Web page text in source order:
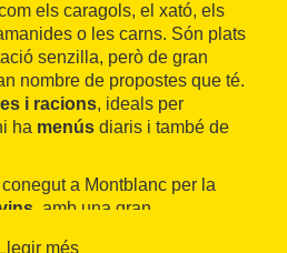
els caragols, el xató, els
o les carns. Són plats
senzilla, però de gran
nombre de propostes que té.
i racions, ideals per
ha menús diaris i també de
a Montblanc per la
, amb una gran
Llegir més